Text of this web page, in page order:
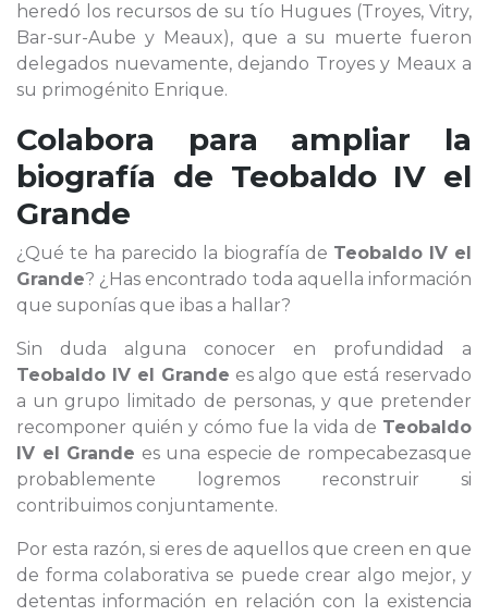
heredó los recursos de su tío Hugues (Troyes, Vitry,
Bar-sur-Aube y Meaux), que a su muerte fueron
delegados nuevamente, dejando Troyes y Meaux a
su primogénito Enrique.
Colabora para ampliar la
biografía de Teobaldo IV el
Grande
¿Qué te ha parecido la biografía de Teobaldo IV el
Grande? ¿Has encontrado toda aquella información
que suponías que ibas a hallar?
Sin duda alguna conocer en profundidad a
Teobaldo IV el Grande es algo que está reservado
a un grupo limitado de personas, y que pretender
recomponer quién y cómo fue la vida de Teobaldo
IV el Grande es una especie de rompecabezasque
probablemente logremos reconstruir si
contribuimos conjuntamente.
Por esta razón, si eres de aquellos que creen en que
de forma colaborativa se puede crear algo mejor, y
detentas información en relación con la existencia